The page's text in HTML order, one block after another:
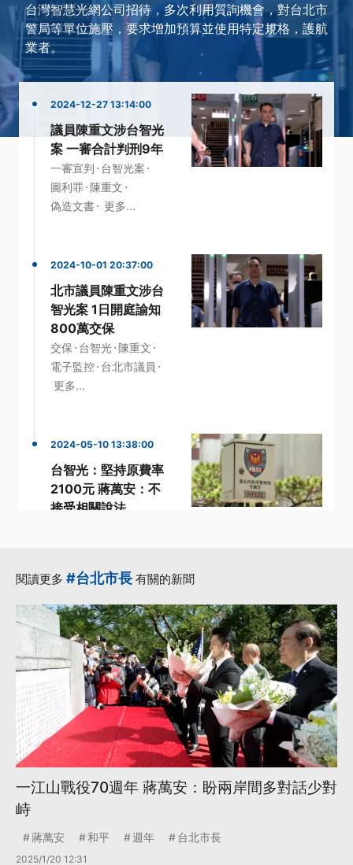
台灣智慧光網公司招待，多次利用質詢機會，對台北市
警局等單位施壓，要求增加預算並使用特定規格，護航
業者。
2024-12-27 13:14:00
議員陳重文涉台智光
案 一審合計判刑9年
一審宣判 · 台智光案 ·
圖利罪·陳重文 ·
偽造文書· 更多...
2024-10-01 20:37:00
北市議員陳重文涉台
智光案 1日開庭諭知
800萬交保
交保 · 台智光·陳重文 ·
電子監控· 台北市議員 ·
更多...
2024-05-10 13:38:00
台智光：堅持原費率
2100元 蔣萬安：不
接受相關說法
閱讀更多 #台北市長 有關的新聞
一江山戰役70週年 蔣萬安：盼兩岸間多對話少對
峙
蔣萬安 和平 週年 台北市長
2025/1/20 12:31